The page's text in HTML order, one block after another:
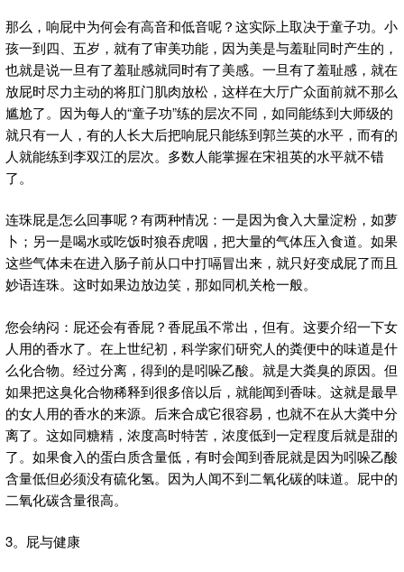
那么，响屁中为何会有高音和低音呢？这实际上取决于童子功。小
孩一到四、五岁，就有了审美功能，因为美是与羞耻同时产生的，
也就是说一旦有了羞耻感就同时有了美感。一旦有了羞耻感，就在
放屁时尽力主动的将肛门肌肉放松，这样在大厅广众面前就不那么
尴尬了。因为每人的“童子功”练的层次不同，如同能练到大师级的
就只有一人，有的人长大后把响屁只能练到郭兰英的水平，而有的
人就能练到李双江的层次。多数人能掌握在宋祖英的水平就不错
了。
连珠屁是怎么回事呢？有两种情况：一是因为食入大量淀粉，如萝
卜；另一是喝水或吃饭时狼吞虎咽，把大量的气体压入食道。如果
这些气体未在进入肠子前从口中打嗝冒出来，就只好变成屁了而且
妙语连珠。这时如果边放边笑，那如同机关枪一般。
您会纳闷：屁还会有香屁？香屁虽不常出，但有。这要介绍一下女
人用的香水了。在上世纪初，科学家们研究人的粪便中的味道是什
么化合物。经过分离，得到的是吲哚乙酸。就是大粪臭的原因。但
如果把这臭化合物稀释到很多倍以后，就能闻到香味。这就是最早
的女人用的香水的来源。后来合成它很容易，也就不在从大粪中分
离了。这如同糖精，浓度高时特苦，浓度低到一定程度后就是甜的
了。如果食入的蛋白质含量低，有时会闻到香屁就是因为吲哚乙酸
含量低但必须没有硫化氢。因为人闻不到二氧化碳的味道。屁中的
二氧化碳含量很高。
3。屁与健康